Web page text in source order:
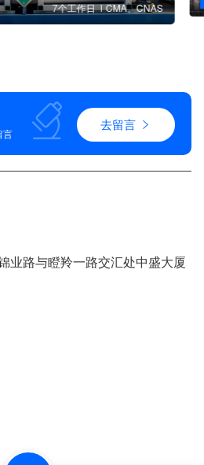
7个工作日 CMA、CNAS
言
去留言
业路与瞪羚一路交汇处中盛大厦